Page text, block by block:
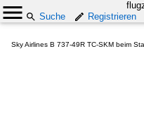
Suche
Registrieren
Sky Airlines B 737-49R TC-SKM beim